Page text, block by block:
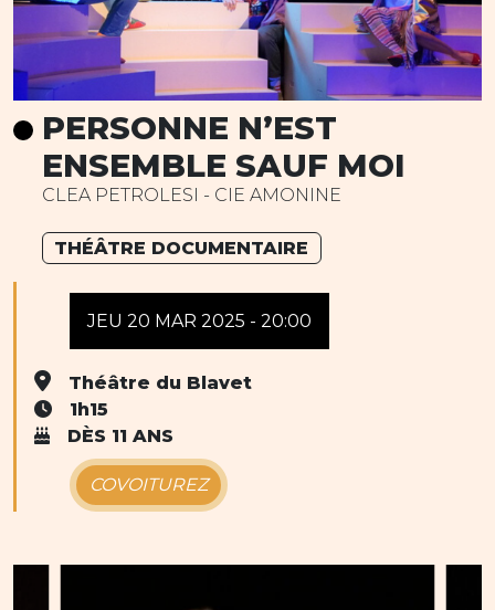
PERSONNE N’EST
ENSEMBLE SAUF MOI
CLEA PETROLESI - CIE AMONINE
THÉÂTRE DOCUMENTAIRE
JEU 20 MAR 2025 - 20:00
Théâtre du Blavet
1h15
DÈS 11 ANS
COVOITUREZ